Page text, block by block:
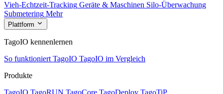
Vieh-Echtzeit-Tracking Geräte & Maschinen Silo-Überwachung
Submetering Mehr
Plattform
TagoIO kennenlernen
So funktioniert TagoIO TagoIO im Vergleich
Produkte
TagoIO TagoRUN TagoCore TagoDeploy TagoTiP